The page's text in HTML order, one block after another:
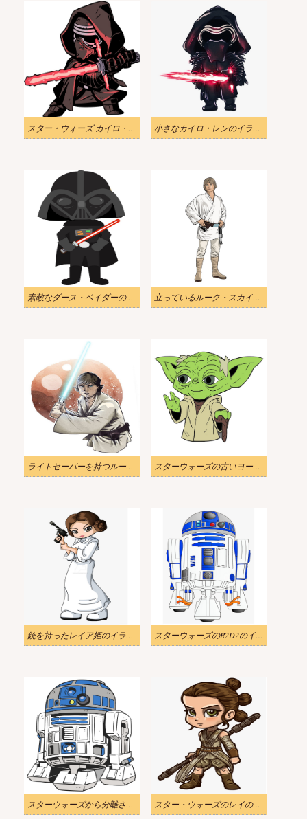
スター・ウォーズ カイロ・レンのイラスト 小さなカイロ・レンのイラスト
素敵なダース・ベイダーのイラスト 立っているルーク・スカイウォーカーのイラスト
ライトセーバーを持つルーク・スカイウォーカーのイラスト スターウォーズの古いヨーダのイラスト
銃を持ったレイア姫のイラスト スターウォーズのR2D2のイラスト
スターウォーズから分離されたR2-D2のイラスト スター・ウォーズのレイのイラスト